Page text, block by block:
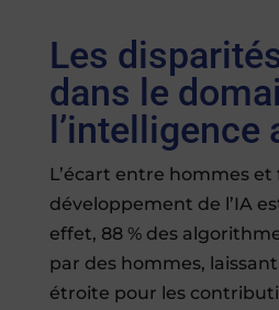
Les
dans le
L’écart entre hommes
développement de l’IA
effet, 88 % des
par des hommes,
étroite pour les